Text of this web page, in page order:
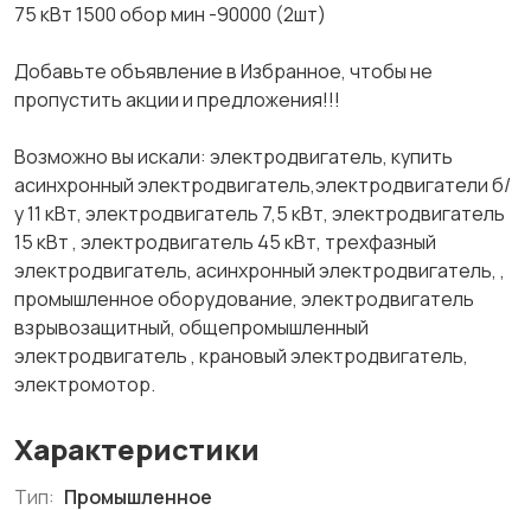
75 кВт 1500 обор мин -90000 (2шт)
Добавьте объявление в Избранное, чтобы не
пропустить акции и предложения!!!
Возможно вы искали: электродвигатель, купить
асинхронный электродвигатель,электродвигатели б/
у 11 кВт, электродвигатель 7,5 кВт, электродвигатель
15 кВт , электродвигатель 45 кВт, трехфазный
электродвигатель, асинхронный электродвигатель, ,
промышленное оборудование, электродвигатель
взрывозащитный, общепромышленный
электродвигатель , крановый электродвигатель,
электромотор.
Характеристики
Тип: Промышленное